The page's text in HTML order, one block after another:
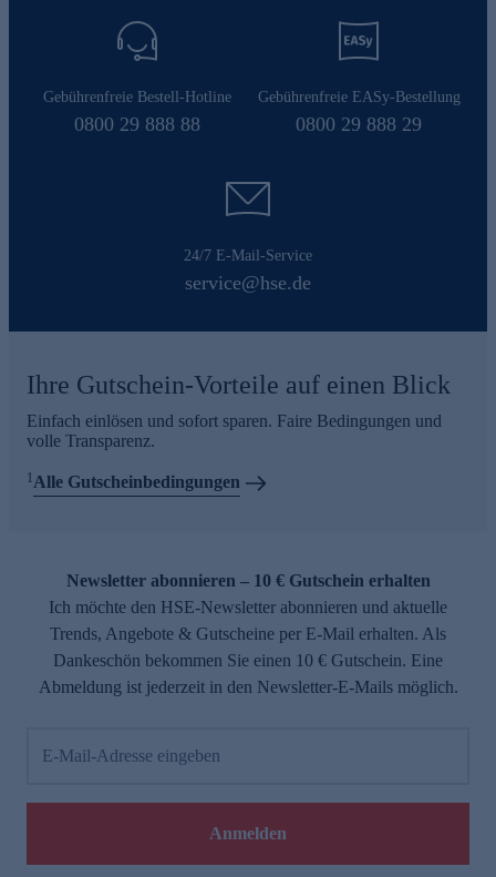
Gebührenfreie Bestell-Hotline
0800 29 888 88
Gebührenfreie EASy-Bestellung
0800 29 888 29
24/7 E-Mail-Service
service@hse.de
Ihre Gutschein-Vorteile auf einen Blick
Einfach einlösen und sofort sparen. Faire Bedingungen und
volle Transparenz.
1Alle Gutscheinbedingungen
Newsletter abonnieren – 10 € Gutschein erhalten
Ich möchte den HSE-Newsletter abonnieren und aktuelle
Trends, Angebote & Gutscheine per E-Mail erhalten. Als
Dankeschön bekommen Sie einen 10 € Gutschein. Eine
Abmeldung ist jederzeit in den Newsletter-E-Mails möglich.
E-Mail-Adresse eingeben
Anmelden